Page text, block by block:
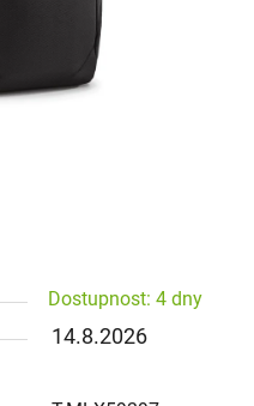
Dostupnost: 4 dny
14.8.2026